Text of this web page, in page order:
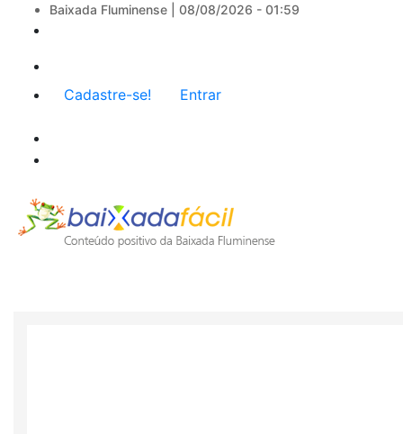
Baixada Fluminense | 08/08/2026 - 01:59
Menu
de
usuário
Cadastre-se! Entrar